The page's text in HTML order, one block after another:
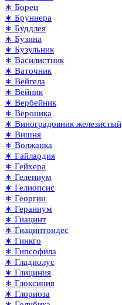
∗ Борец
∗ Бруннера
∗ Буддлея
∗ Бузина
∗ Бузульник
∗ Василистник
∗ Ваточник
∗ Вейгела
∗ Вейник
∗ Вербейник
∗ Вероника
∗ Виноградовник железистый
∗ Вишня
∗ Волжанка
∗ Гайлардия
∗ Гейхера
∗ Гелениум
∗ Гелиопсис
∗ Георгин
∗ Гераниум
∗ Гиацинт
∗ Гиацинтоидес
∗ Гинкго
∗ Гипсофила
∗ Гладиолус
∗ Глициния
∗ Глоксиния
∗ Глориоза